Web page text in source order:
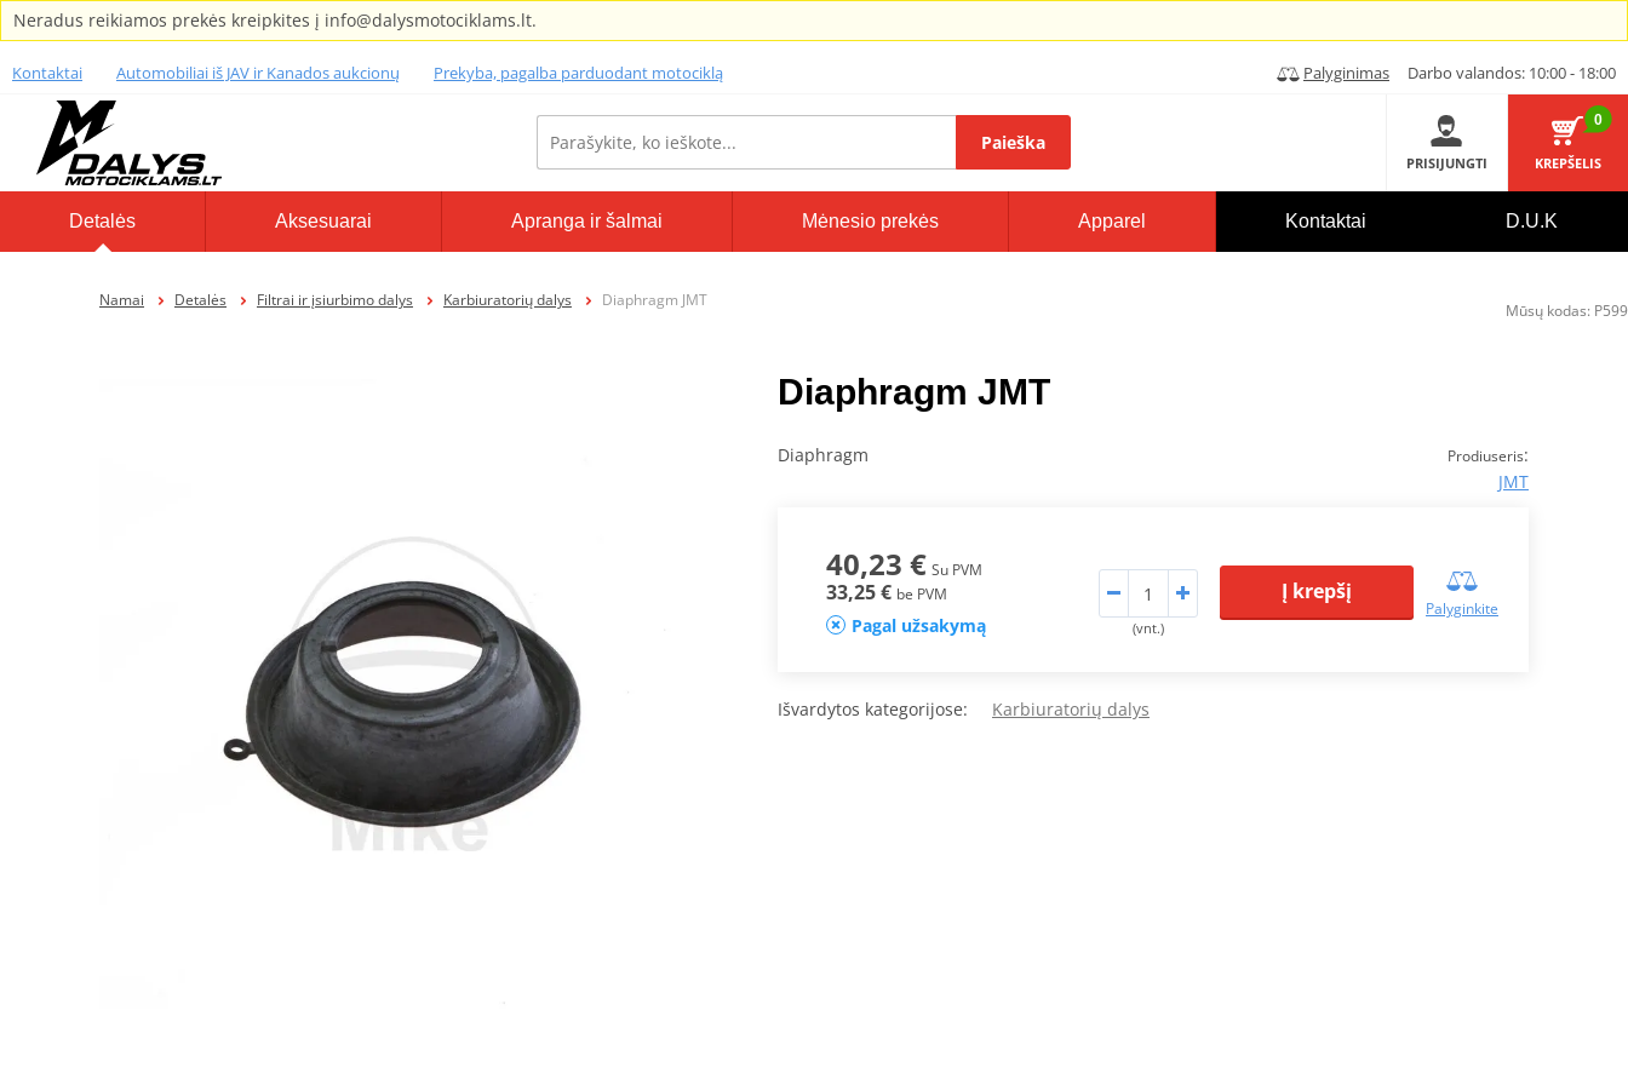
Neradus reikiamos prekės kreipkites į info@dalysmotociklams.lt.
Kontaktai Automobiliai iš JAV ir Kanados aukcionų Prekyba, pagalba parduodant motociklą Palyginimas Darbo valandos: 10:00 - 18:00
Paieška
PRISIJUNGTI
0
KREPŠELIS
Detalės Aksesuarai Apranga ir šalmai Mėnesio prekės Apparel Kontaktai D.U.K
Namai Detalės Filtrai ir įsiurbimo dalys Karbiuratorių dalys Diaphragm JMT
Diaphragm JMT
Prodiuseris:
JMT
Diaphragm
40,23 € Su PVM
33,25 € be PVM
Pagal užsakymą (vnt.)
Į krepšį
Palyginkite
Išvardytos kategorijose: Karbiuratorių dalys
Mūsų kodas: P599